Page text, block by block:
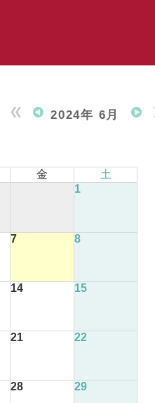
2024年 6月
金
土
1
7 8
14 15
21 22
28 29